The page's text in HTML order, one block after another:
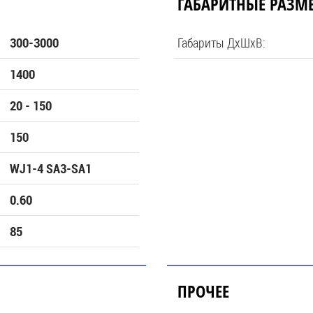
300-3000
1400
20 - 150
150
WJ1-4 SA3-SA1
0.60
85
Габариты ДхШхВ:
ПРОЧЕЕ